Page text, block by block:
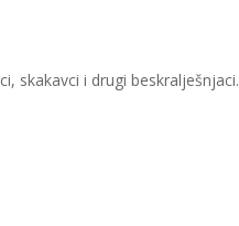
skakavci i drugi beskralješnjaci.